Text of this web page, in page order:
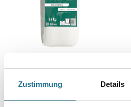
Zustimmung Details